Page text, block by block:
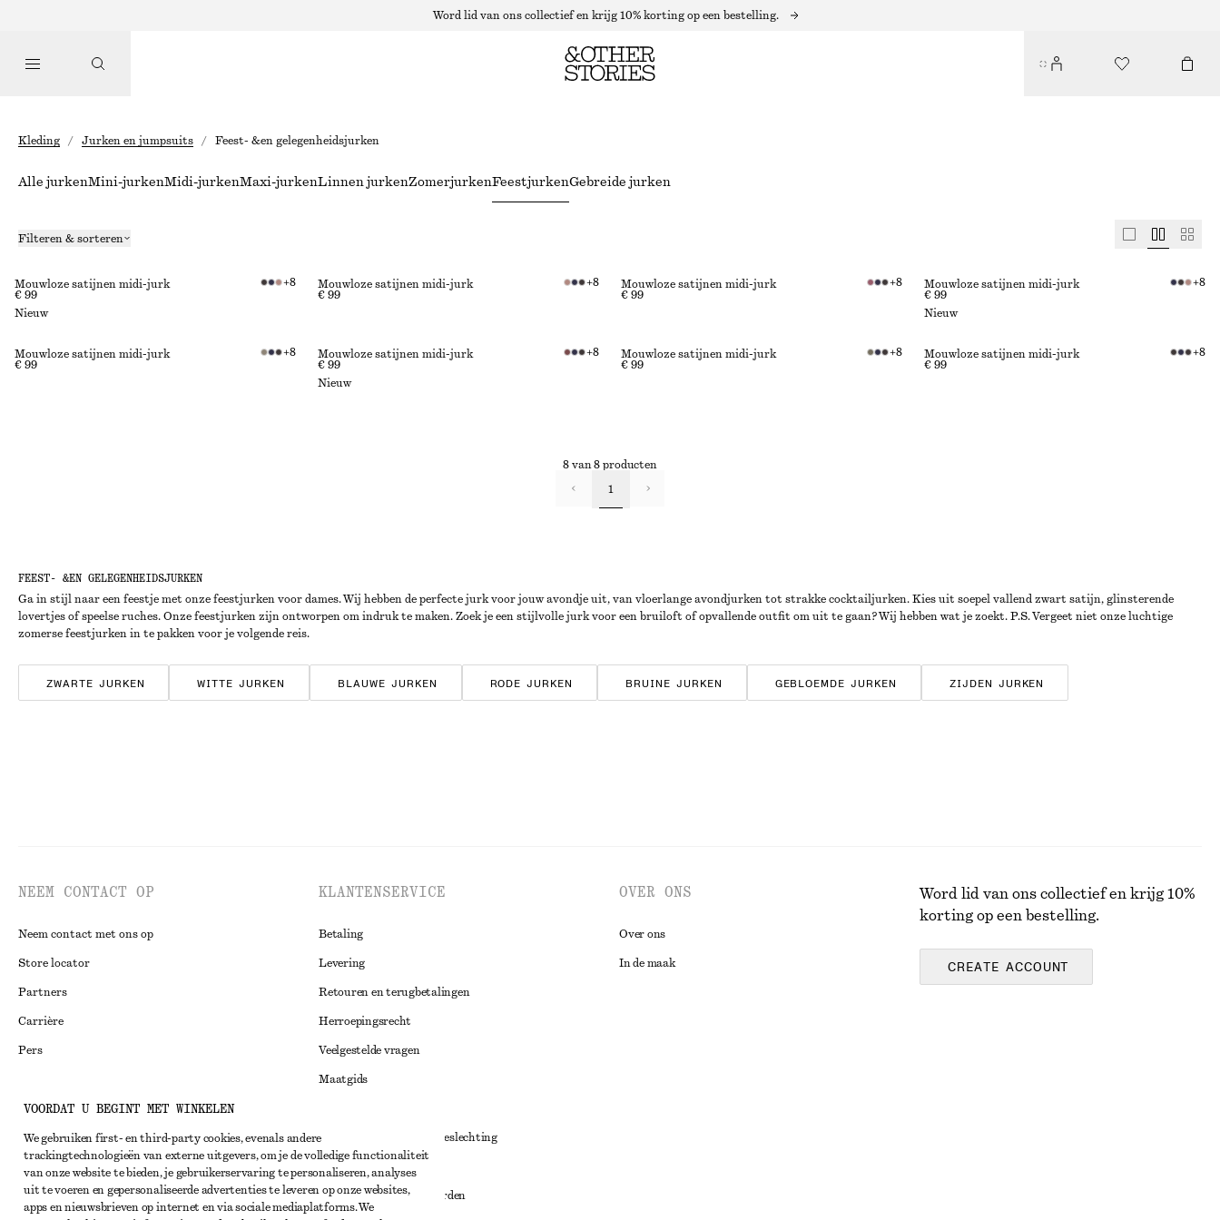
Word lid van ons collectief en krijg 10% korting op een bestelling.
Kleding / Jurken en jumpsuits / Feest- &en gelegenheidsjurken
FEEST- &EN GELEGENHEIDSJURKEN
Ga in stijl naar een feestje met onze feestjurken voor dames. Wij hebben de perfecte jurk voor jouw avondje uit, van vloerlange avondjurken tot strakke cocktailjurken. Kies uit soepel vallend zwart satijn, glinsterende
lovertjes of speelse ruches. Onze feestjurken zijn ontworpen om indruk te maken. Zoek je een stijlvolle jurk voor een bruiloft of opvallende outfit om uit te gaan? Wij hebben wat je zoekt. P.S. Vergeet niet onze luchtige
zomerse feestjurken in te pakken voor je volgende reis.
ZWARTE JURKEN WITTE JURKEN BLAUWE JURKEN RODE JURKEN BRUINE JURKEN GEBLOEMDE JURKEN ZIJDEN JURKEN
Alle jurkenMini-jurkenMidi-jurkenMaxi-jurkenLinnen jurkenZomerjurkenFeestjurkenGebreide jurken
Filteren & sorteren
Mouwloze satijnen midi-jurk
€ 99
+8
Nieuw
Mouwloze satijnen midi-jurk
€ 99
+8
Mouwloze satijnen midi-jurk
€ 99
+8
Mouwloze satijnen midi-jurk
€ 99
+8
Nieuw
Mouwloze satijnen midi-jurk
€ 99
+8
Mouwloze satijnen midi-jurk
€ 99
+8
Nieuw
Mouwloze satijnen midi-jurk
€ 99
+8
Mouwloze satijnen midi-jurk
€ 99
+8
8 van 8 producten
1
NEEM CONTACT OP
Neem contact met ons op
Store locator
Partners
Carrière
Pers
Instagram
Pinterest
Facebook
YouTube
KLANTENSERVICE
Betaling
Levering
Retouren en terugbetalingen
Herroepingsrecht
Veelgestelde vragen
Maatgids
Alternatieve geschillenbeslechting
Algemene voorwaarden
Lidmaatschapsvoorwaarden
OVER ONS
Over ons
In de maak
Word lid van ons collectief en krijg 10%
korting op een bestelling.
CREATE ACCOUNT
VOORDAT U BEGINT MET WINKELEN
We gebruiken first- en third-party cookies, evenals andere
trackingtechnologieën van externe uitgevers, om je de volledige functionaliteit
van onze website te bieden, je gebruikerservaring te personaliseren, analyses
uit te voeren en gepersonaliseerde advertenties te leveren op onze websites,
apps en nieuwsbrieven op internet en via sociale mediaplatforms. We